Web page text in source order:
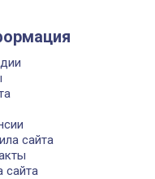
сайта
сайта